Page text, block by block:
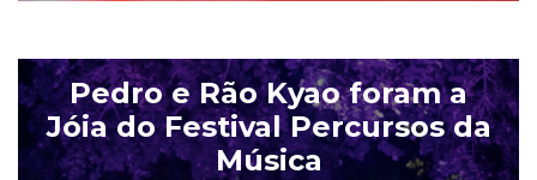
Pedro e Rão Kyao foram a
Jóia do Festival Percursos da
Música